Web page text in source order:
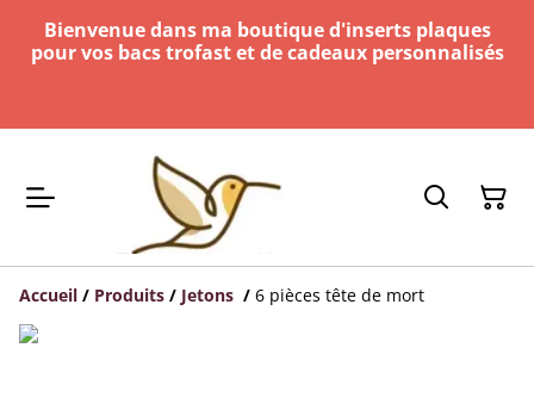
Bienvenue dans ma boutique d'inserts plaques
pour vos bacs trofast et de cadeaux personnalisés
Accueil / Produits / Jetons / 6 pièces tête de mort